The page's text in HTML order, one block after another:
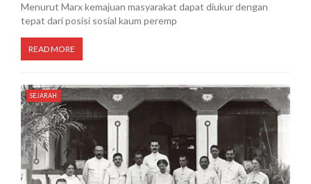
Menurut Marx kemajuan masyarakat dapat diukur dengan
tepat dari posisi sosial kaum peremp
READ MORE
SEJARAH